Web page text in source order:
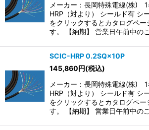
メーカー：長岡特殊電線(株)
HRP（対より） シールド有 シ
をクリックするとカタログペー
す。 【納期】 営業日午前中の
SCIC-HRP 0.2SQ×10P
145,860円(税込)
メーカー：長岡特殊電線(株)
HRP（対より） シールド有 シ
をクリックするとカタログペー
す。 【納期】 営業日午前中の